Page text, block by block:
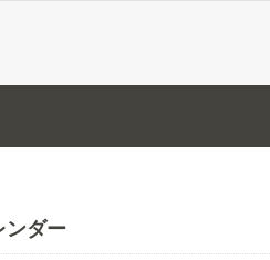
ンダー